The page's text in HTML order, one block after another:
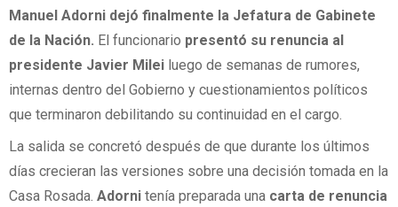
Manuel Adorni dejó finalmente la Jefatura de Gabinete
de la Nación. El funcionario presentó su renuncia al
presidente Javier Milei luego de semanas de rumores,
internas dentro del Gobierno y cuestionamientos políticos
que terminaron debilitando su continuidad en el cargo.
La salida se concretó después de que durante los últimos
días crecieran las versiones sobre una decisión tomada en la
Casa Rosada. Adorni tenía preparada una carta de renuncia